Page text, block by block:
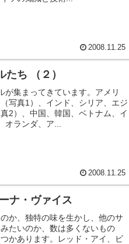
2008.11.25
ち （２）
が集まってきています。アメリ
写真1）、インド、シリア、エジ
2）、中国、韓国、ベトナム、イ
ランダ、ア...
2008.11.25
ナ・ヴァイス
か、独特の味を生かし、他のサ
たいのか、数は多くないもの
かあります。レッド・アイ、ビ